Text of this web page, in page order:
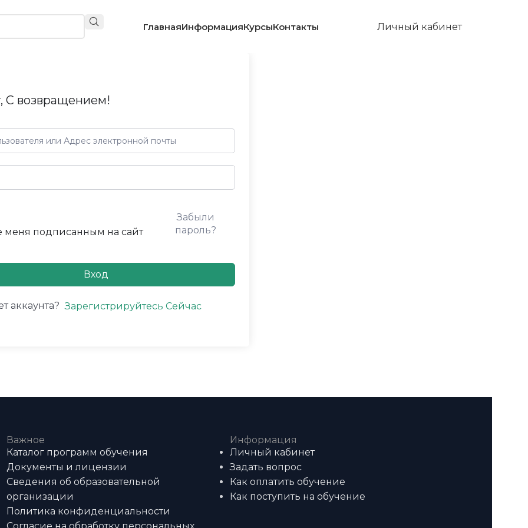
ГлавнаяИнформацияКурсыКонтакты Личный кабинет
С возвращением!
меня подписанным на сайт
Забыли
пароль?
Вход
аккаунта? Зарегистрируйтесь Сейчас
Важное
Каталог программ обучения
Документы и лицензии
Сведения об образовательной
организации
Политика конфиденциальности
Информация
Личный кабинет
Задать вопрос
Как оплатить обучение
Как поступить на обучение